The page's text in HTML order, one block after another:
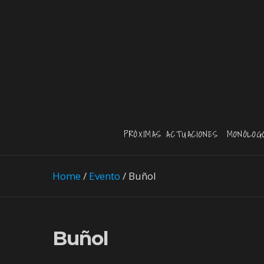
PRÓXIMAS ACTUACIONES
Home/ Evento / Buñol
Buñol